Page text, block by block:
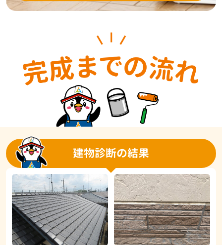
建物診断の結果